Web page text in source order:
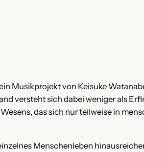
Musikprojekt von Keisuke
versteht sich dabei weniger als
das sich nur teilweise in
Menschenleben